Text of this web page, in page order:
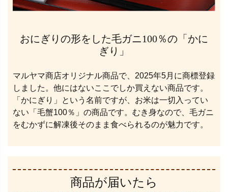
おにぎりの形をした毛ガニ100％の「かに
ぎり」
マルヤマ商店オリジナル商品で、2025年5月に商標登録
しました。他にはないここでしか買えない商品です。
「かにぎり」という名前ですが、お米は一切入ってい
ない「毛蟹100％」の商品です。むき身なので、毛ガニ
をむかずに解凍後そのまま食べられるのが魅力です。
商品が届いたら